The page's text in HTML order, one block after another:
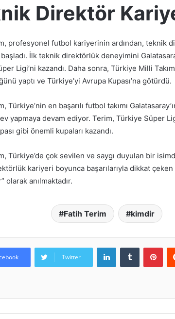
Direktör
profesyonel futbol kariyerinin ardından, teknik
başladı. İlk teknik direktörlük deneyimini
Ligi’ni kazandı. Daha sonra, Türkiye Milli
yaptı ve Türkiye’yi Avrupa Kupası’na götürdü.
Türkiye’nin en başarılı futbol takımı
yapmaya devam ediyor. Terim, Türkiye Süper
gibi önemli kupaları kazandı.
Türkiye’de çok sevilen ve saygı duyulan bir
kariyeri boyunca başarılarıyla dikkat çeken
olarak anılmaktadır.
Fatih Terim kimdir
Twitter
LinkedInTumblr